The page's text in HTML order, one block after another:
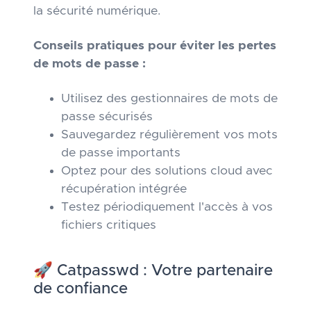
la sécurité numérique.
Conseils pratiques pour éviter les pertes
de mots de passe :
Utilisez des gestionnaires de mots de
passe sécurisés
Sauvegardez régulièrement vos mots
de passe importants
Optez pour des solutions cloud avec
récupération intégrée
Testez périodiquement l'accès à vos
fichiers critiques
🚀 Catpasswd : Votre partenaire
de confiance